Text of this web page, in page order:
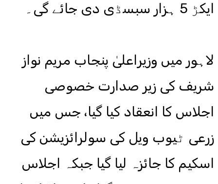
ایکڑ 5 ہزار سبسڈی دی جائے گی۔
لاہور میں وزیراعلیٰ پنجاب مریم نواز
شریف کی زیر صدارت خصوصی
اجلاس کا انعقاد کیا گیا، جس میں
زرعی ٹیوب ویل کی سولرائزیشن کی
اسکیم کا جائزہ لیا گیا جبکہ اجلاس